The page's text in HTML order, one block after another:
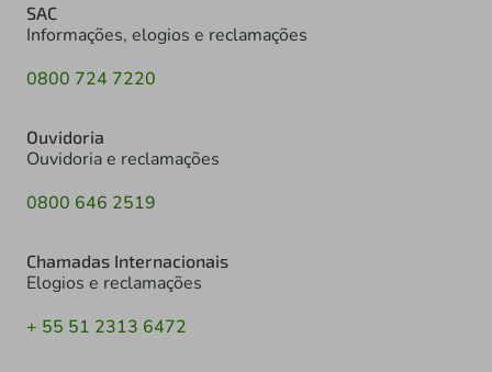
SAC
Informações, elogios e reclamações
0800 724 7220
Ouvidoria
Ouvidoria e reclamações
0800 646 2519
Chamadas Internacionais
Elogios e reclamações
+ 55 51 2313 6472